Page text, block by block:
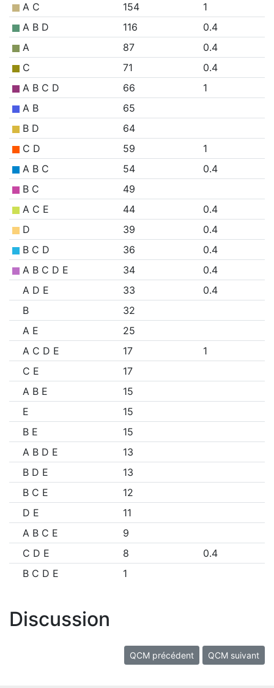
A C
154
1
A B D
116
0.4
A
87
0.4
C
71
0.4
A B C D
66
1
A B
65
B D
64
C D
59
1
A B C
54
0.4
B C
49
A C E
44
0.4
D
39
0.4
B C D
36
0.4
A B C D E
34
0.4
A D E
33
0.4
B
32
A E
25
A C D E
17
1
C E
17
A B E
15
E
15
B E
15
A B D E
13
B D E
13
B C E
12
D E
11
A B C E
9
C D E
8
0.4
B C D E
1
Discussion
QCM précédent QCM suivant